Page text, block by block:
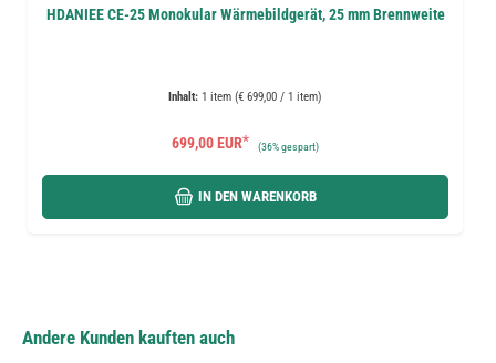
HDANIEE CE-25 Monokular Wärmebildgerät, 25 mm Brennweite
Inhalt: 1 item (€ 699,00 / 1 item)
699,00 EUR* (36%gespart)
IN DEN WARENKORB
Andere Kunden kauften auch